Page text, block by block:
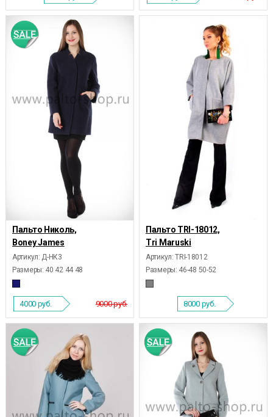
Пальто Николь,
Boney James
Артикул: Д-НК3
Размеры: 40 42 44 48
9000 руб.
4000 руб.
Пальто TRI-18012,
Tri Maruski
Артикул: TRI-18012
Размеры: 46-48 50-52
8000 руб.